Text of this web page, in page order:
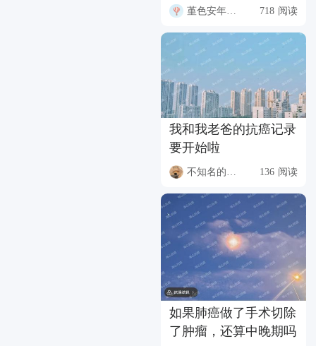
堇色安年FQW2 718 阅读
我和我老爸的抗癌记录
要开始啦
136 阅读
如果肺癌做了手术切除
了肿瘤，还算中晚期吗